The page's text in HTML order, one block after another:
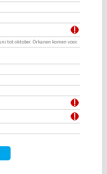
tot oktober. Orkanen komen voor.